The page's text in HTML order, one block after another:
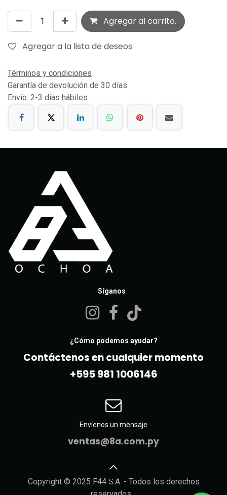
Agregar al carrito.
Agregar a la lista de deseos
Términos y condiciones
Garantía de devolución de 30 días
Envío: 2-3 días hábiles
Síganos
¿Cómo podemos ayudar?
Contáctenos en cualquier momento
+595 981 10061​46
Envíenos un mensaje
ventas@8a.com.py
Copyright © 2025 F44 S.A. - Todos los derechos